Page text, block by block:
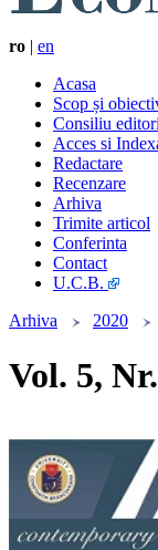
ro | en
Acasa
Scop și
Consiliu
Acces si
Redactare
Recenzare
Arhiva
Trimite articol
Conferinta
Contact
U.C.B.
Arhiva
2020
Vol. 5,